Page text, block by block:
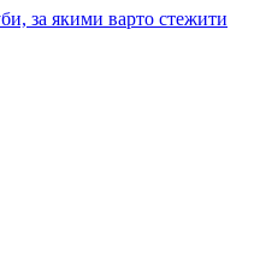
за якими варто стежити